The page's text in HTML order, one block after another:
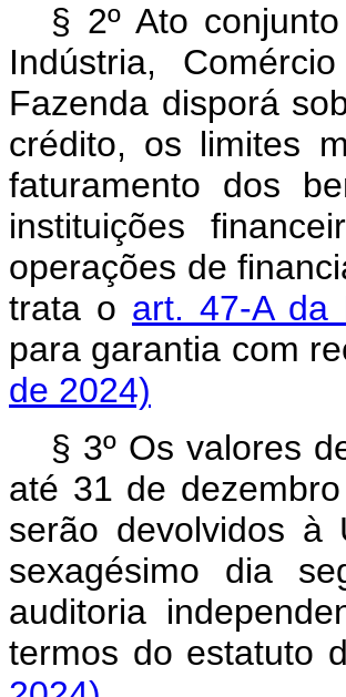
§ 2º Ato
Indústria,
Fazenda disporá
crédito, os limites
faturamento dos
instituições
operações de
trata o art. 47-A da
para garantia com
de 2024)
§ 3º Os valores
até 31 de
serão devolvidos
sexagésimo dia
auditoria
termos do